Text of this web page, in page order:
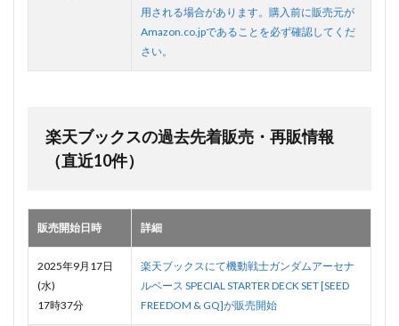
用される場合があります。購入前に販売元が
Amazon.co.jpであることを必ず確認してくだ
さい。
楽天ブックスの過去先着販売・再販情報
（直近10件）
販売開始日時 詳細
2025年9月17日
(水)
17時37分
楽天ブックスにて機動戦士ガンダムアーセナ
ルベース SPECIAL STARTER DECK SET [SEED
FREEDOM & GQ]が販売開始